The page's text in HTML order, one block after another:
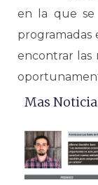
en la que se
programadas
encontrar las
Mas